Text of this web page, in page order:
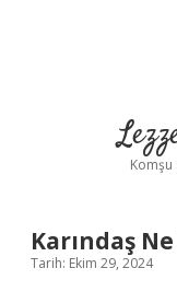
Komşu
Karındaş
Tarih: Ekim 29, 2024